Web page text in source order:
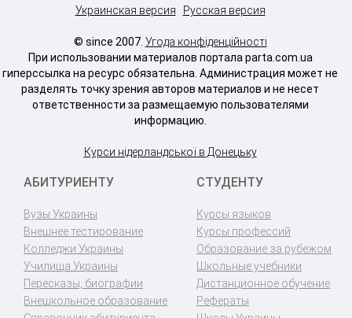
Украинская версия Русская версия
© since 2007. Угода конфіденційності
При использовании материалов портала parta.com.ua
гиперссылка на ресурс обязательна. Администрация может не
разделять точку зрения авторов материалов и не несет
ответственности за размещаемую пользователями
информацию.
Курси нідерландської в Донецьку
АБИТУРИЕНТУ
Вузы Украины
Внешнее тестирование
Колледжи Украины
Училища Украины
Пересказы, биографии
Внешкольное образование
СТУДЕНТУ
Курсы языков
Курсы профессий
Образование за рубежом
Школьные учебники
Дистанционное обучение
Рефераты